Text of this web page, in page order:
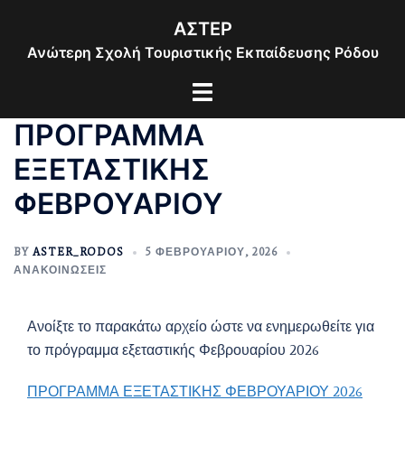
content
ΑΣΤΕΡ
Ανώτερη Σχολή Τουριστικής Εκπαίδευσης Ρόδου
Toggle
ΠΡΟΓΡΑΜΜΑ
ΕΞΕΤΑΣΤΙΚΗΣ
ΦΕΒΡΟΥΑΡΙΟΥ
BY ASTER_RODOS
5 ΦΕΒΡΟΥΑΡΊΟΥ, 2026
ΑΝΑΚΟΙΝΏΣΕΙΣ
Ανοίξτε το παρακάτω αρχείο ώστε να ενημερωθείτε για
το πρόγραμμα εξεταστικής Φεβρουαρίου 2026
ΠΡΟΓΡΑΜΜΑ ΕΞΕΤΑΣΤΙΚΗΣ ΦΕΒΡΟΥΑΡΙΟΥ 2026